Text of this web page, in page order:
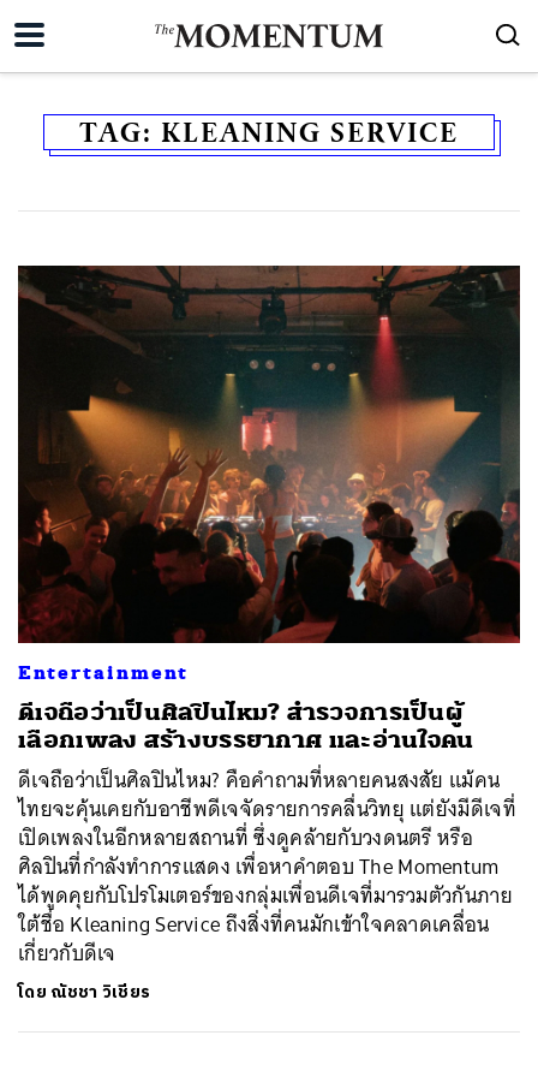
TAG: KLEANING SERVICE
Entertainment
ดีเจถือว่าเป็นศิลปินไหม? สำรวจการเป็นผู้
เลือกเพลง สร้างบรรยากาศ และอ่านใจคน
ดีเจถือว่าเป็นศิลปินไหม? คือคำถามที่หลายคนสงสัย แม้คน
ไทยจะคุ้นเคยกับอาชีพดีเจจัดรายการคลื่นวิทยุ แต่ยังมีดีเจที่
เปิดเพลงในอีกหลายสถานที่ ซึ่งดูคล้ายกับวงดนตรี หรือ
ศิลปินที่กำลังทำการแสดง เพื่อหาคำตอบ The Momentum
ได้พูดคุยกับโปรโมเตอร์ของกลุ่มเพื่อนดีเจที่มารวมตัวกันภาย
ใต้ชื่อ Kleaning Service ถึงสิ่งที่คนมักเข้าใจคลาดเคลื่อน
เกี่ยวกับดีเจ
โดย ณัชชา วิเชียร
ค้นหา
SHARE